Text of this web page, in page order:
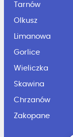
Tarnów
Olkusz
Limanowa
Gorlice
Wieliczka
Skawina
Chrzanów
Zakopane